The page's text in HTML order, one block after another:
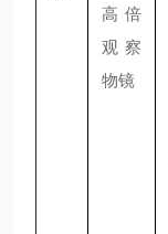
高倍
观察
物镜